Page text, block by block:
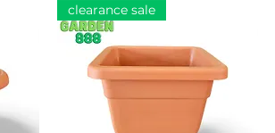
clearance sale